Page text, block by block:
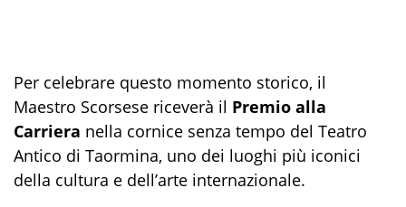
Per celebrare questo momento storico, il
Maestro Scorsese riceverà il Premio alla
Carriera nella cornice senza tempo del Teatro
Antico di Taormina, uno dei luoghi più iconici
della cultura e dell’arte internazionale.